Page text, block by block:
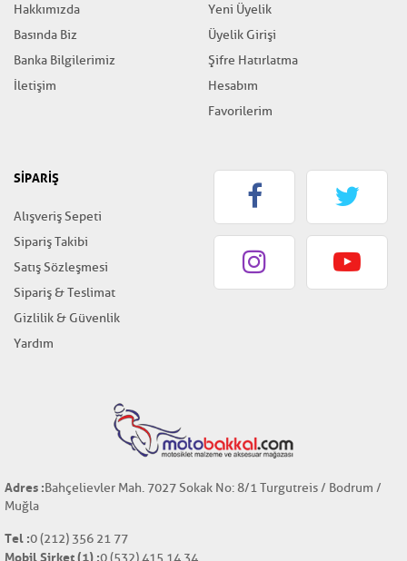
Hakkımızda
Basında Biz
Banka Bilgilerimiz
İletişim
Yeni Üyelik
Üyelik Girişi
Şifre Hatırlatma
Hesabım
Favorilerim
SİPARİŞ
Alışveriş Sepeti
Sipariş Takibi
Satış Sözleşmesi
Sipariş & Teslimat
Gizlilik & Güvenlik
Yardım
Adres :Bahçelievler Mah. 7027 Sokak No: 8/1 Turgutreis / Bodrum /
Muğla
Tel :0 (212) 356 21 77
Mobil Şirket (1) :0 (532) 415 14 34